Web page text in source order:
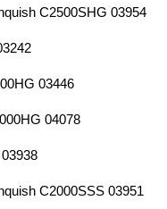
C2500SHG 03954
03446
04078
C2000SSS 03951